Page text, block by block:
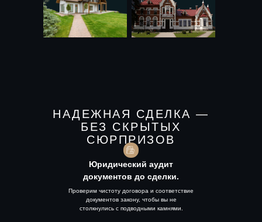
НАДЕЖНАЯ СДЕЛКА —
БЕЗ СКРЫТЫХ
СЮРПРИЗОВ
Юридический аудит
документов до сделки.
Проверим чистоту договора и соответствие
документов закону, чтобы вы не
столкнулись с подводными камнями.